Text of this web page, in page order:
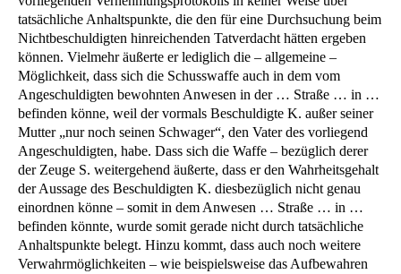
tatsächliche Anhaltspunkte, die den für eine Durchsuchung beim
Nichtbeschuldigten hinreichenden Tatverdacht hätten ergeben
können. Vielmehr äußerte er lediglich die – allgemeine –
Möglichkeit, dass sich die Schusswaffe auch in dem vom
Angeschuldigten bewohnten Anwesen in der … Straße … in …
befinden könne, weil der vormals Beschuldigte K. außer seiner
Mutter „nur noch seinen Schwager“, den Vater des vorliegend
Angeschuldigten, habe. Dass sich die Waffe – bezüglich derer
der Zeuge S. weitergehend äußerte, dass er den Wahrheitsgehalt
der Aussage des Beschuldigten K. diesbezüglich nicht genau
einordnen könne – somit in dem Anwesen … Straße … in …
befinden könnte, wurde somit gerade nicht durch tatsächliche
Anhaltspunkte belegt. Hinzu kommt, dass auch noch weitere
Verwahrmöglichkeiten – wie beispielsweise das Aufbewahren